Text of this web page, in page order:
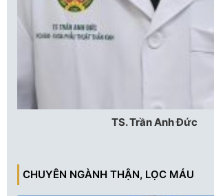
TS. Trần Anh Đức
CHUYÊN NGÀNH THẬN, LỌC MÁU